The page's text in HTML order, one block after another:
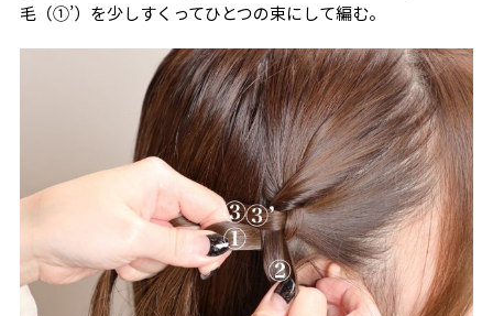
毛（①’）を少しすくってひとつの束にして編む。